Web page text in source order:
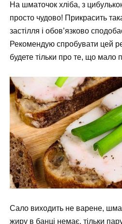
На шматочок хліба, з
просто чудово! Прикрасить
застілля і обов’язково
Рекомендую спробувати цей
будете тільки про те, що мало
Сало виходить не варене,
жиру в банці немає, тільки